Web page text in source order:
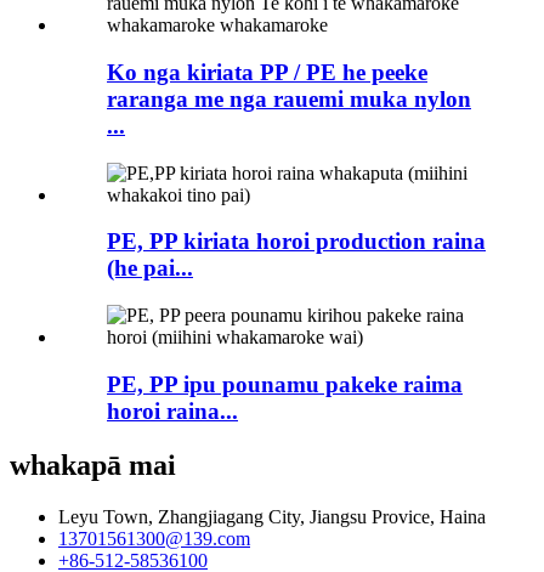
Ko nga kiriata PP / PE he peeke
raranga me nga rauemi muka nylon
...
PE, PP kiriata horoi production raina
(he pai...
PE, PP ipu pounamu pakeke raima
horoi raina...
whakapā mai
Leyu Town, Zhangjiagang City, Jiangsu Provice, Haina
13701561300@139.com
+86-512-58536100